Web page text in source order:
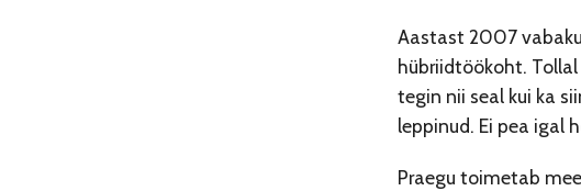
Aastast 2007
hübriidtöökoht.
tegin nii seal kui ka
leppinud. Ei pea igal
Praegu toimetab